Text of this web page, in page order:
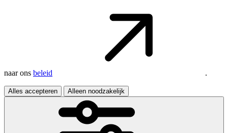
naar ons beleid .
Alles accepteren Alleen noodzakelijk